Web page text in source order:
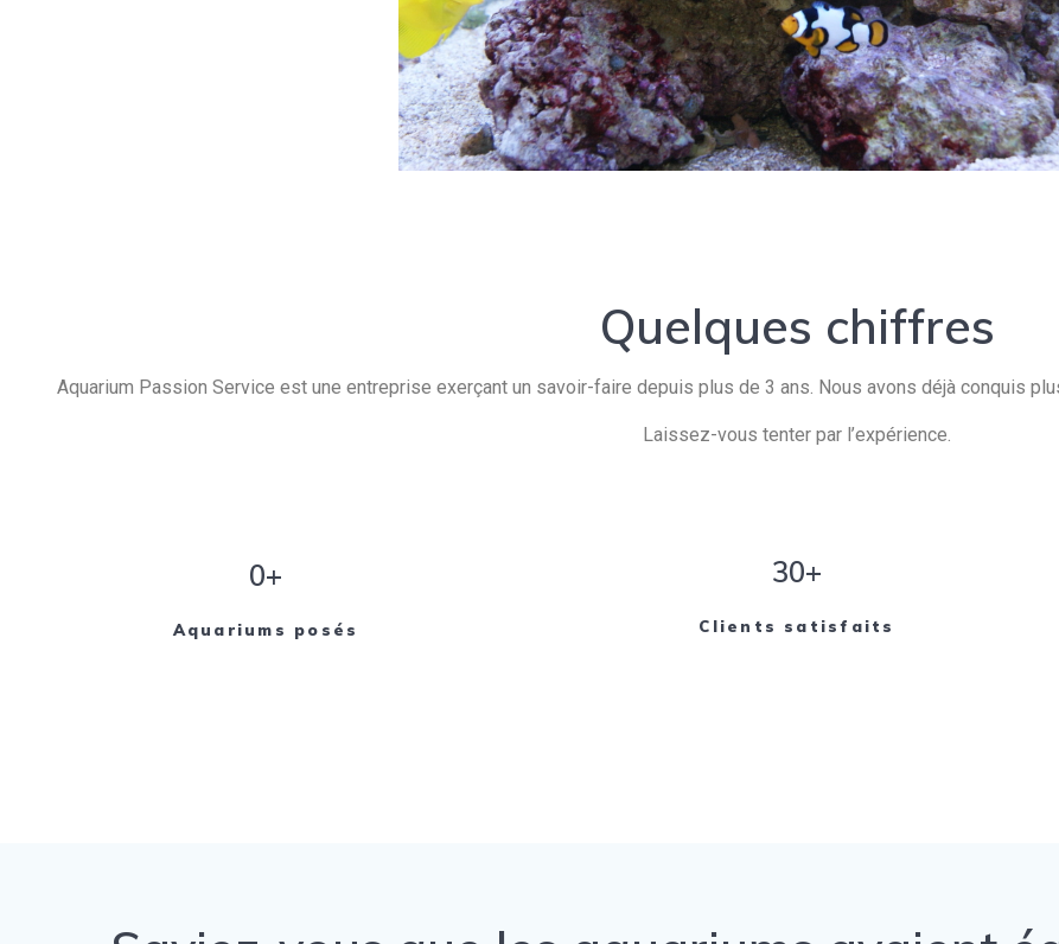
Quelques chiffres
Aquarium Passion Service est une entreprise exerçant un savoir-faire depuis plus de 3 ans. Nous avons déjà conquis
Laissez-vous tenter par l’expérience.
0+
Aquariums posés
30+
Clients satisfaits